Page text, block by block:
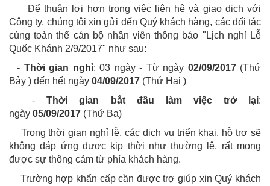
Để thuận lợi hơn trong việc liên hệ và giao dịch với
Công ty, chúng tôi xin gửi đến Quý khách hàng, các đối tác
cùng toàn thể cán bộ nhân viên thông báo "Lịch nghỉ Lễ
Quốc Khánh 2/9/2017" như sau:
- Thời gian nghỉ: 03 ngày - Từ ngày 02/09/2017(Thứ
Bảy ) đến hết ngày 04/09/2017 (Thứ Hai )
-Thời gian bắt đầu làm việc trở lại:
ngày 05/09/2017 (Thứ Ba)
Trong thời gian nghỉ lễ, các dịch vụ triển khai, hỗ trợ sẽ
không đáp ứng được kịp thời như thường lệ, rất mong
được sự thông cảm từ phía khách hàng.
Trường hợp khẩn cấp cần được trợ giúp xin Quý khách